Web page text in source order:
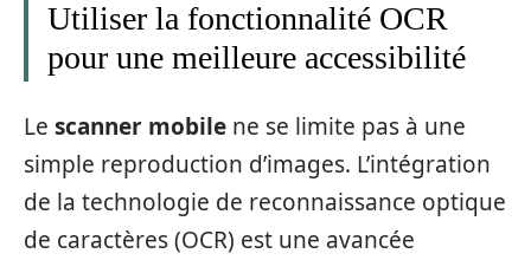
Utiliser la fonctionnalité OCR
pour une meilleure accessibilité
Le scanner mobile ne se limite pas à une
simple reproduction d’images. L’intégration
de la technologie de reconnaissance optique
de caractères (OCR) est une avancée